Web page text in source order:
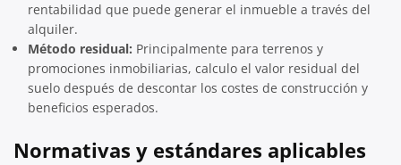
rentabilidad que puede generar el inmueble a través del
alquiler.
Método residual: Principalmente para terrenos y
promociones inmobiliarias, calculo el valor residual del
suelo después de descontar los costes de construcción y
beneficios esperados.
Normativas y estándares aplicables